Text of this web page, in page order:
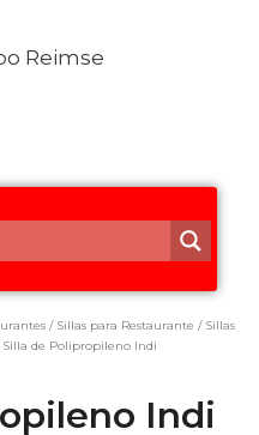
/ Sillas para Restaurante / Sillas
Silla de Polipropileno Indi
Indi